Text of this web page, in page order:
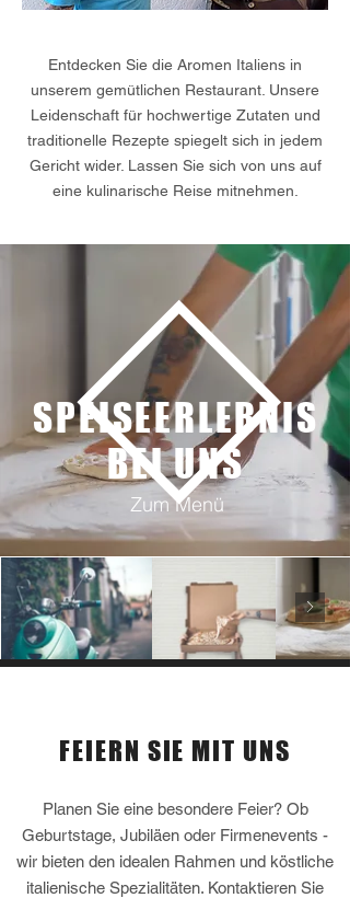
Entdecken Sie die Aromen Italiens in
unserem gemütlichen Restaurant. Unsere
Leidenschaft für hochwertige Zutaten und
traditionelle Rezepte spiegelt sich in jedem
Gericht wider. Lassen Sie sich von uns auf
eine kulinarische Reise mitnehmen.
Zum Menü
SPEISEERLEBNIS
BEI UNS
FEIERN SIE MIT UNS
Planen Sie eine besondere Feier? Ob
Geburtstage, Jubiläen oder Firmenevents -
wir bieten den idealen Rahmen und köstliche
italienische Spezialitäten. Kontaktieren Sie